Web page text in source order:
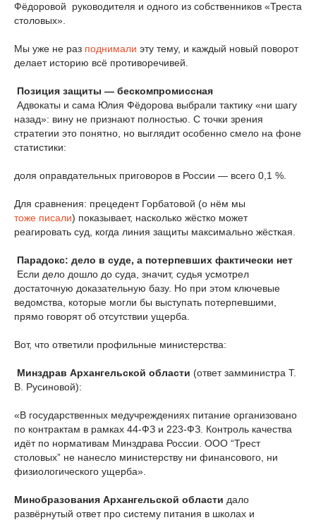
Фёдоровой руководителя и одного из собственников «Треста
столовых».
Мы уже не раз поднимали эту тему, и каждый новый поворот
делает историю всё противоречивей.
Позиция защиты — бескомпромиссная
Адвокаты и сама Юлия Фёдорова выбрали тактику «ни шагу
назад»: вину не признают полностью. С точки зрения
стратегии это понятно, но выглядит особенно смело на фоне
статистики:
доля оправдательных приговоров в России — всего 0,1 %.
Для сравнения: прецедент Горбатовой (о нём мы
тоже писали) показывает, насколько жёстко может
реагировать суд, когда линия защиты максимально жёсткая.
Парадокс: дело в суде, а потерпевших фактически нет
Если дело дошло до суда, значит, судья усмотрел
достаточную доказательную базу. Но при этом ключевые
ведомства, которые могли бы выступать потерпевшими,
прямо говорят об отсутствии ущерба.
Вот, что ответили профильные министерства:
Минздрав Архангельской области (ответ замминистра Т.
В. Русиновой):
«В государственных медучреждениях питание организовано
по контрактам в рамках 44‑ФЗ и 223‑ФЗ. Контроль качества
идёт по нормативам Минздрава России. ООО “Трест
столовых” не нанесло министерству ни финансового, ни
физиологического ущерба».
Минобразования Архангельской области дало
развёрнутый ответ про систему питания в школах и